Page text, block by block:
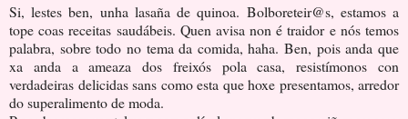
Si, lestes ben, unha lasaña de quinoa. Bolboreteir@s, estamos a
tope coas receitas saudábeis. Quen avisa non é traidor e nós temos
palabra, sobre todo no tema da comida, haha. Ben, pois anda que
xa anda a ameaza dos freixós pola casa, resistímonos con
verdadeiras delicidas sans como esta que hoxe presentamos, arredor
do superalimento de moda.